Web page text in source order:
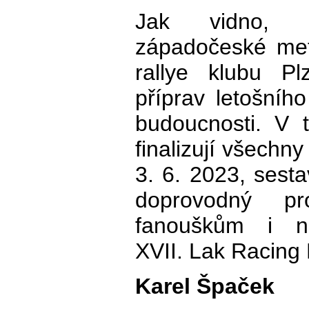
Jak vidno,
západočeské
rallye klubu
příprav
budoucnosti. V
finalizují
3. 6. 2023,
doprovodný
fanouškům i
XVII. Lak
Karel Špaček